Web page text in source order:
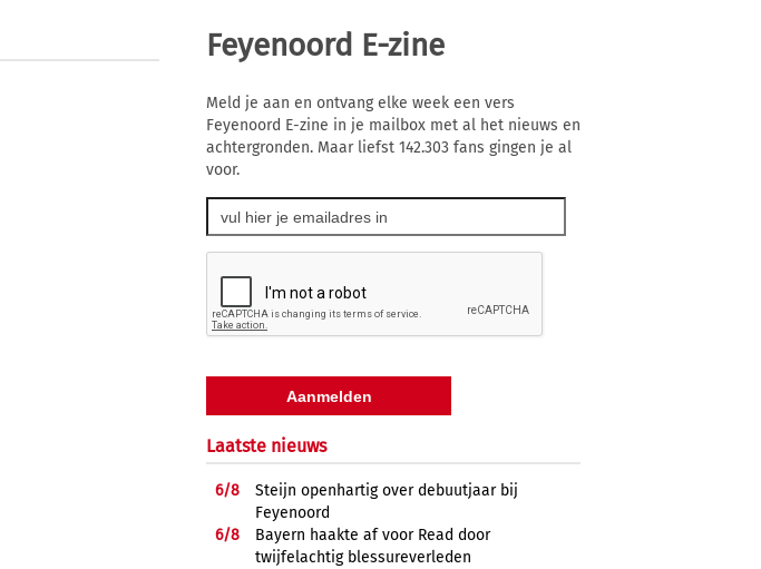
Feyenoord E-zine
Meld je aan en ontvang elke week een vers
Feyenoord E-zine in je mailbox met al het nieuws en
achtergronden. Maar liefst 142.303 fans gingen je al
voor.
Laatste nieuws
6/8
Steijn openhartig over debuutjaar bij
Feyenoord
6/8
Bayern haakte af voor Read door
twijfelachtig blessureverleden